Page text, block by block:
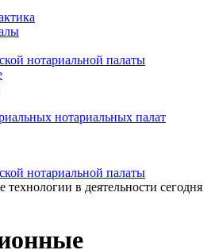
нотариальной палаты
нотариальных палат
нотариальной палаты
в деятельности сегодня